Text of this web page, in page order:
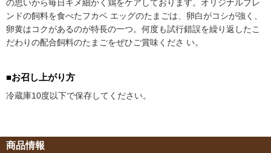
の思いから毎日キメ細かく鶏をケアしております。オリジナルブレ
ンドの飼料を食べたフカベ エッグのたまごは、卵白がコシが強く、
卵黄はコクがあるのが特長の一つ。何度も試行錯誤を繰り返したこ
だわりの配合飼料のたまごをぜひご賞味くださ い。
■お召し上がり方
冷蔵庫10度以下で保存してください。